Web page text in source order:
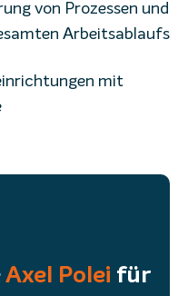
von Prozessen und
Arbeitsablaufs
mit
Axel Polei für